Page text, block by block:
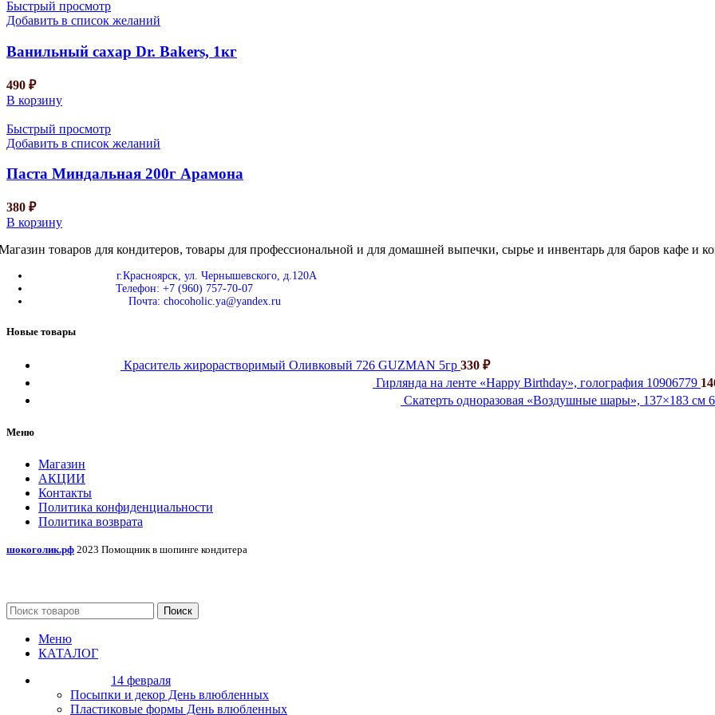
Быстрый просмотр
Добавить в список желаний
Ванильный сахар Dr. Bakers, 1кг
490 ₽
В корзину
Быстрый просмотр
Добавить в список желаний
Паста Миндальная 200г Арамона
380 ₽
В корзину
товаров для кондитеров, товары для профессиональной и для домашней выпечки, сырье и инвентарь для баров кафе и
г.Красноярск, ул. Чернышевского, д.120А
Телефон: +7 (960) 757-70-07
Почта: chocoholic.ya@yandex.ru
Новые товары
Краситель жирорастворимый Оливковый 726 GUZMAN 5гр 330 ₽
Гирлянда на ленте «Happy Birthday», голография 10906779
Скатерть одноразовая «Воздушные шары», 137×183 см
Меню
Магазин
АКЦИИ
Контакты
Политика конфиденциальности
Политика возврата
шокоголик.рф 2023 Помощник в шопинге кондитера
Поиск
Меню
КАТАЛОГ
14 февраля
Посыпки и декор День влюбленных
Пластиковые формы День влюбленных